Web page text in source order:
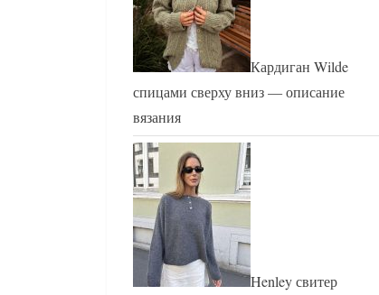
Кардиган Wilde
спицами сверху вниз — описание
вязания
Henley свитер